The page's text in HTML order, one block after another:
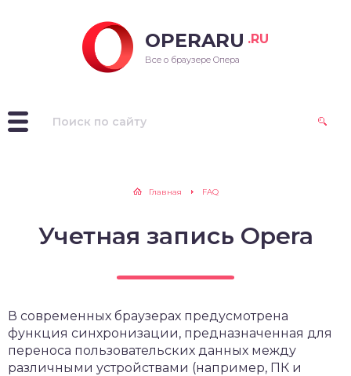
OPERARU .RU
Все о браузере Опера
Главная FAQ
Учетная запись Opera
В современных браузерах предусмотрена
функция синхронизации, предназначенная для
переноса пользовательских данных между
различными устройствами (например, ПК и
для Windows
для Linux